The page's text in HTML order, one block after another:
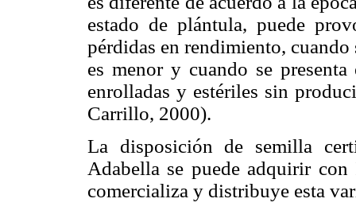
estado de plántula, puede
pérdidas en rendimiento, cuando
es menor y cuando se
enrolladas y estériles sin
Carrillo, 2000).
La disposición de semilla
Adabella se puede adquirir
comercializa y distribuye esta